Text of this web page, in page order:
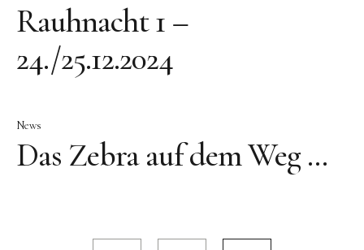
Rauhnacht 1 –
24./25.12.2024
News
Das Zebra auf dem Weg …